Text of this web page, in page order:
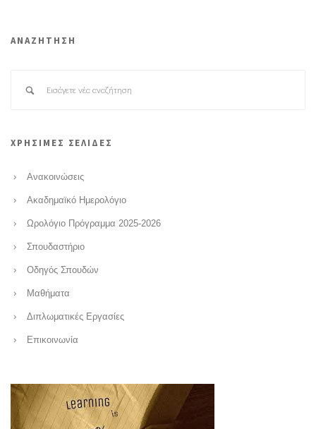
ΑΝΑΖΗΤΗΣΗ
ΧΡΗΣΙΜΕΣ ΣΕΛΙΔΕΣ
Ανακοινώσεις
Ακαδημαϊκό Ημερολόγιο
Ωρολόγιο Πρόγραμμα 2025-2026
Σπουδαστήριο
Οδηγός Σπουδών
Μαθήματα
Διπλωματικές Εργασίες
Επικοινωνία